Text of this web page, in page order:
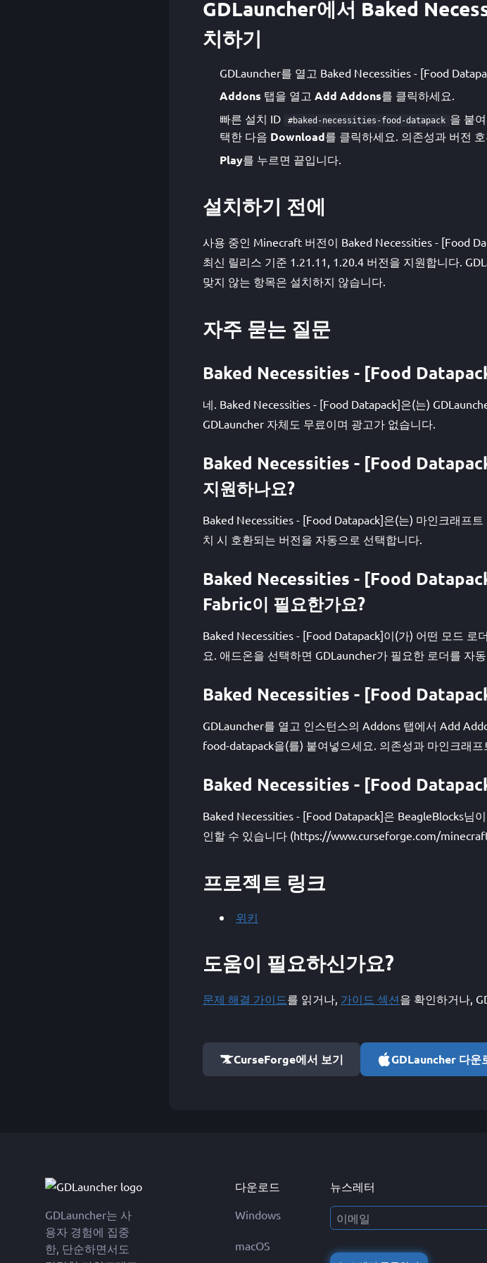
GDLauncher에서 Baked
치하기
GDLauncher를 열고 Baked Necessities - [Food
Addons 탭을 열고 Add Addons를 클릭하세요.
빠른 설치 ID
#baked-necessities-food-datapack 을 붙
택한 다음 Download를 클릭하세요. 의존성과 버전
Play를 누르면 끝입니다.
설치하기 전에
사용 중인 Minecraft 버전이 Baked Necessities - [Food
최신 릴리스 기준 1.21.11, 1.20.4 버전을 지원합니다.
맞지 않는 항목은 설치하지 않습니다.
자주 묻는 질문
Baked Necessities - [Food
네. Baked Necessities - [Food Datapack]은(는)
GDLauncher 자체도 무료이며 광고가 없습니다.
Baked Necessities - [Food
지원하나요?
Baked Necessities - [Food Datapack]은(는) 마인크래프
치 시 호환되는 버전을 자동으로 선택합니다.
Baked Necessities - [Food
Fabric이 필요한가요?
Baked Necessities - [Food Datapack]이(가) 어떤 모드
요. 애드온을 선택하면 GDLauncher가 필요한 로더를 자
Baked Necessities - [Food
GDLauncher를 열고 인스턴스의 Addons 탭에서 Add
food-datapack을(를) 붙여넣으세요. 의존성과 마인크래
Baked Necessities - [Food
Baked Necessities - [Food Datapack]은 BeagleBlocks님
인할 수 있습니다 (https://www.curseforge.com/
프로젝트 링크
위키
도움이 필요하신가요?
문제 해결 가이드를 읽거나, 가이드 섹션을 확인하거나,
CurseForge에서 보기 GDLauncher 다운
GDLauncher는 사
용자 경험에 집중
한, 단순하면서도
다운로드
Windows
macOS
뉴스레터